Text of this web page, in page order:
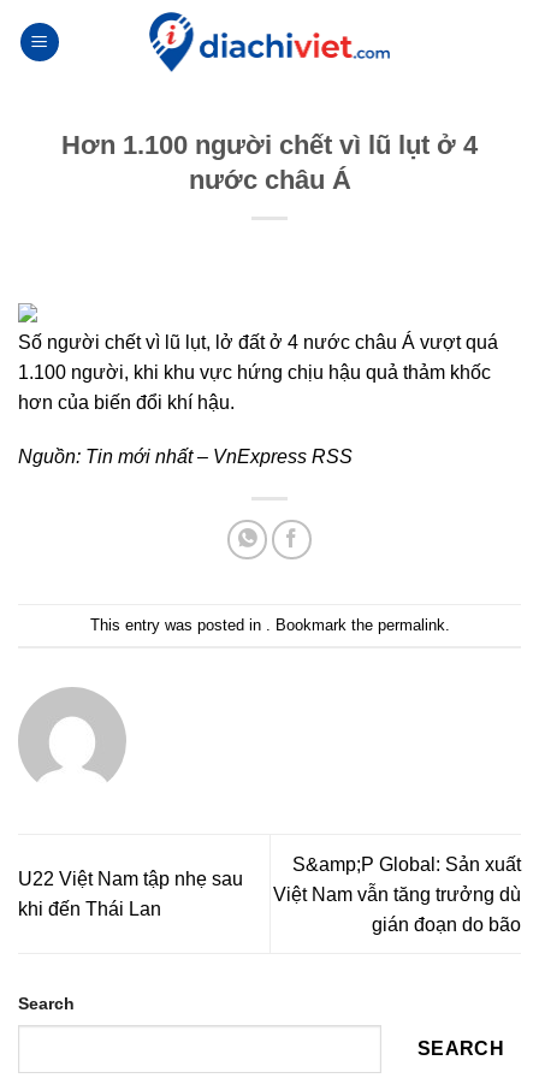
Hơn 1.100 người chết vì lũ lụt ở 4
nước châu Á
Số người chết vì lũ lụt, lở đất ở 4 nước châu Á vượt quá
1.100 người, khi khu vực hứng chịu hậu quả thảm khốc
hơn của biến đổi khí hậu.
Nguồn: Tin mới nhất – VnExpress RSS
This entry was posted in . Bookmark the permalink
U22 Việt Nam tập nhẹ sau
khi đến Thái Lan
S&amp;P Global: Sản xuất
Việt Nam vẫn tăng trưởng dù
gián đoạn do bão
Search
SEARCH